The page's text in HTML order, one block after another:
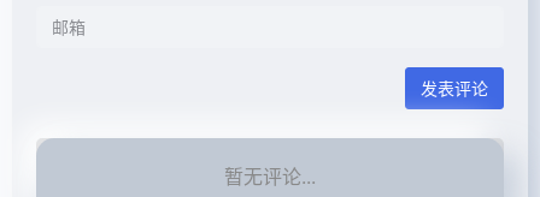
发表评论
暂无评论...